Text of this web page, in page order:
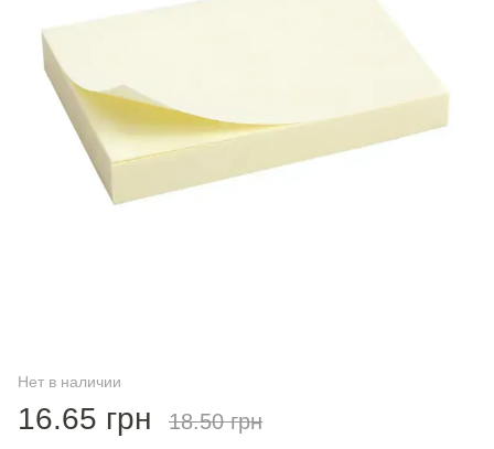
Нет в наличии
16.65 грн 18.50 грн